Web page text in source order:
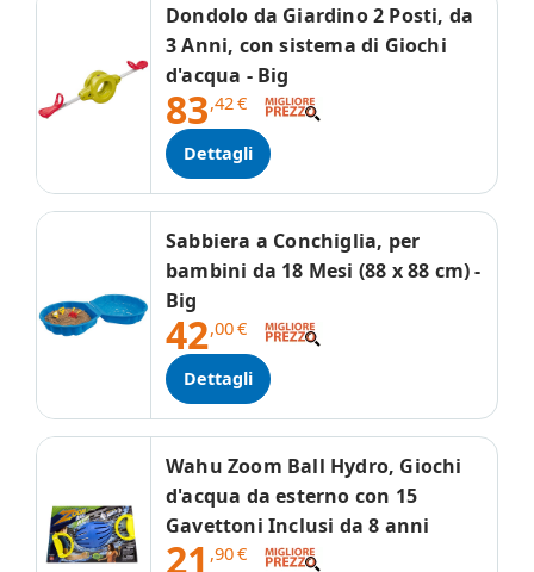
Dondolo da Giardino 2 Posti, da
3 Anni, con sistema di Giochi
d'acqua - Big
83,42€
Dettagli
Sabbiera a Conchiglia, per
bambini da 18 Mesi (88 x 88 cm) -
Big
42,00€
Dettagli
Wahu Zoom Ball Hydro, Giochi
d'acqua da esterno con 15
Gavettoni Inclusi da 8 anni
21 ,90€